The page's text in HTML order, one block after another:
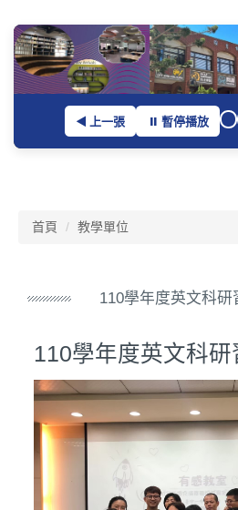
到
主
要
內
◀ 上一張 ⏸ 暫停播放
首頁 教學單位
110學年度英文科研
110學年度英文科研